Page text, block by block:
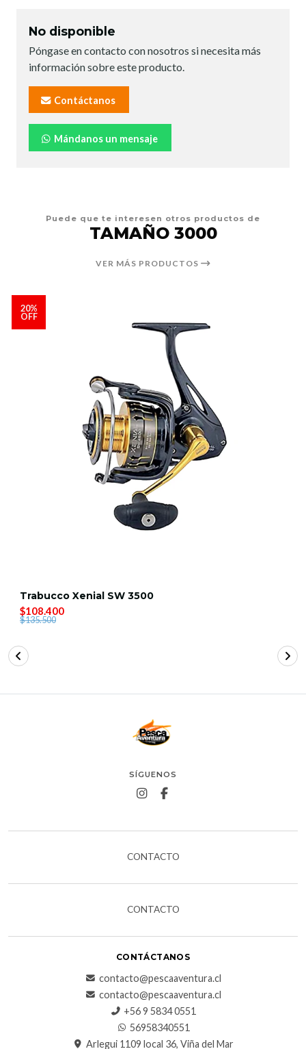
No disponible
Póngase en contacto con nosotros si necesita más
información sobre este producto.
Contáctanos
Mándanos un mensaje
Puede que te interesen otros productos de
TAMAÑO 3000
VER MÁS PRODUCTOS
20%
OFF
Trabucco Xenial SW 3500
$108.400
$135.500
SÍGUENOS
CONTACTO
CONTACTO
CONTÁCTANOS
contacto@pescaaventura.cl
contacto@pescaaventura.cl
+56 9 5834 0551
56958340551
Arlegui 1109 local 36, Viña del Mar